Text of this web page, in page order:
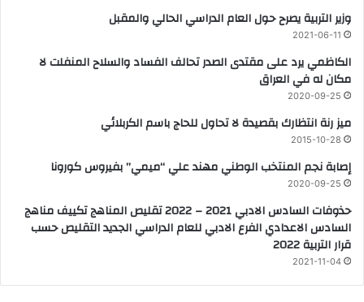
وزير التربية يصرح حول العام الدراسي الحالي والمقبل
2021-06-11
الكاظمي يرد على مقتدى الصدر تحالف الفساد والسلاح المنفلت لا
مكان له في العراق
2020-09-25
ميز رنة انتظارك بقصيدة لا تحاول للحاج باسم الكربلائي
2015-10-28
إصابة نجم المنتخب الوطني مهند علي “ميمي” بفيروس كورونا
2020-09-25
حذوفات السادس الادبي 2021 – 2022 تقليص المناهج تكييف مناهج
السادس الاعدادي الفرع الادبي للعام الدراسي الجديد التقليص حسب
قرار التربية 2022
2021-11-04